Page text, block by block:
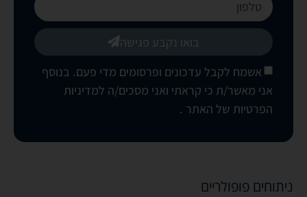
אשמח לקבל עדכונים ופרסומים מדי פעם. בנוסף
אני מאשר/ת כי קראתי ואני מסכים/ה למדיניות
הפרטיות של האתר .
בואו נקבע פגישה
ניתוחים פופולריים